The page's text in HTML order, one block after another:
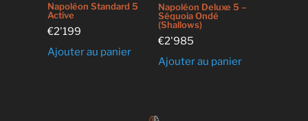
Napoléon Standard 5
Active
€2'199
Ajouter au panier
Napoléon Deluxe 5 –
Séquoia Ondé
(Shallows)
€2'985
Ajouter au panier